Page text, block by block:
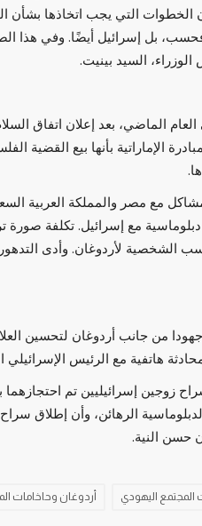
التي يجب اتخاذها بشأن
بل إسرائيل أيضًا. وفي هذا
السيد بينيت.
الماضي، بعد إعلان اتفاق
الإماراتية بأنها بيع القضية
مع مصر والمملكة العربية
مع إسرائيل. تكلفة صورة
الشخصية لأردوغان. وأدى
من جانب أردوغان لتحسين
هاتفية مع الرئيس الإسرائيلي
زوجين إسرائيليين تم
الرهائن، وأن إطلاق سراح
حسن النية.
المجتمع اليهودي أردوغان وحاخامات